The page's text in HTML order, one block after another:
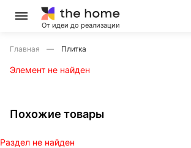
От идеи до реализации
Главная Плитка
Элемент не найден
Похожие товары
Раздел не найден